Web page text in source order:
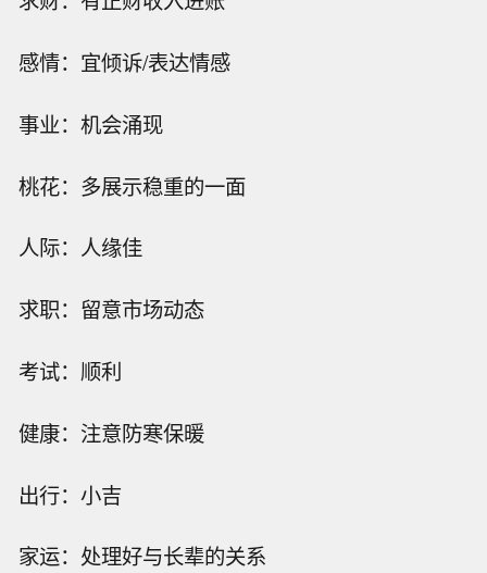
感情：宜倾诉/表达情感
事业：机会涌现
桃花：多展示稳重的一面
人际：人缘佳
求职：留意市场动态
考试：顺利
健康：注意防寒保暖
出行：小吉
家运：处理好与长辈的关系